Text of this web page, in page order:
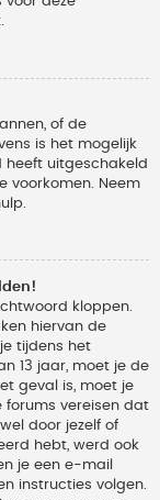
of de
is het mogelijk
uitgeschakeld
voorkomen. Neem
kloppen.
hiervan de
tijdens het
13 jaar, moet je de
geval is, moet je
vereisen dat
door jezelf of
hebt, werd ook
je een e-mail
instructies volgen.